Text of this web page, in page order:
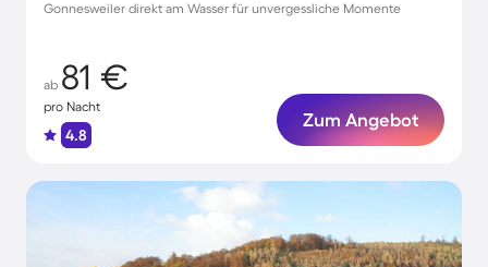
Gonnesweiler direkt am Wasser für unvergessliche Momente
ab 81 €
pro Nacht
4.8
Zum Angebot